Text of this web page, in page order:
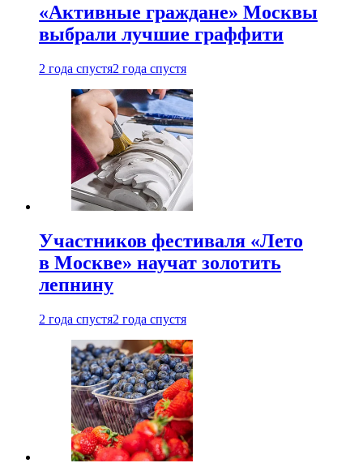
«Активные граждане» Москвы
выбрали лучшие граффити
2 года спустя2 года спустя
Участников фестиваля «Лето
в Москве» научат золотить
лепнину
2 года спустя2 года спустя